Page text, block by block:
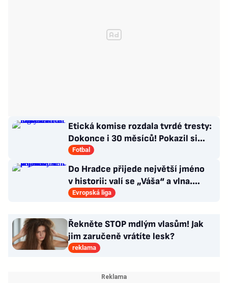
Etická komise rozdala tvrdé tresty:
Dokonce i 30 měsíců! Pokazil si
Šigut kariéru?
Fotbal
Do Hradce přijede největší jméno
v historii: valí se „Váša“ a vlna.
Policie v pohotovosti
Evropská liga
Řekněte STOP mdlým vlasům! Jak
jim zaručeně vrátíte lesk?
reklama